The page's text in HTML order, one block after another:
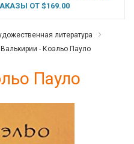
ОТ $169.00
литература
Валькирии - Коэльо Пауло
Пауло